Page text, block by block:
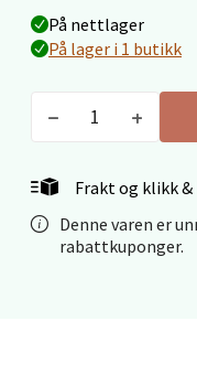
På nettlager
På lager i 1 butikk
Frakt og klikk
Denne varen er
rabattkuponger.
Fridtjof
0 i butikk